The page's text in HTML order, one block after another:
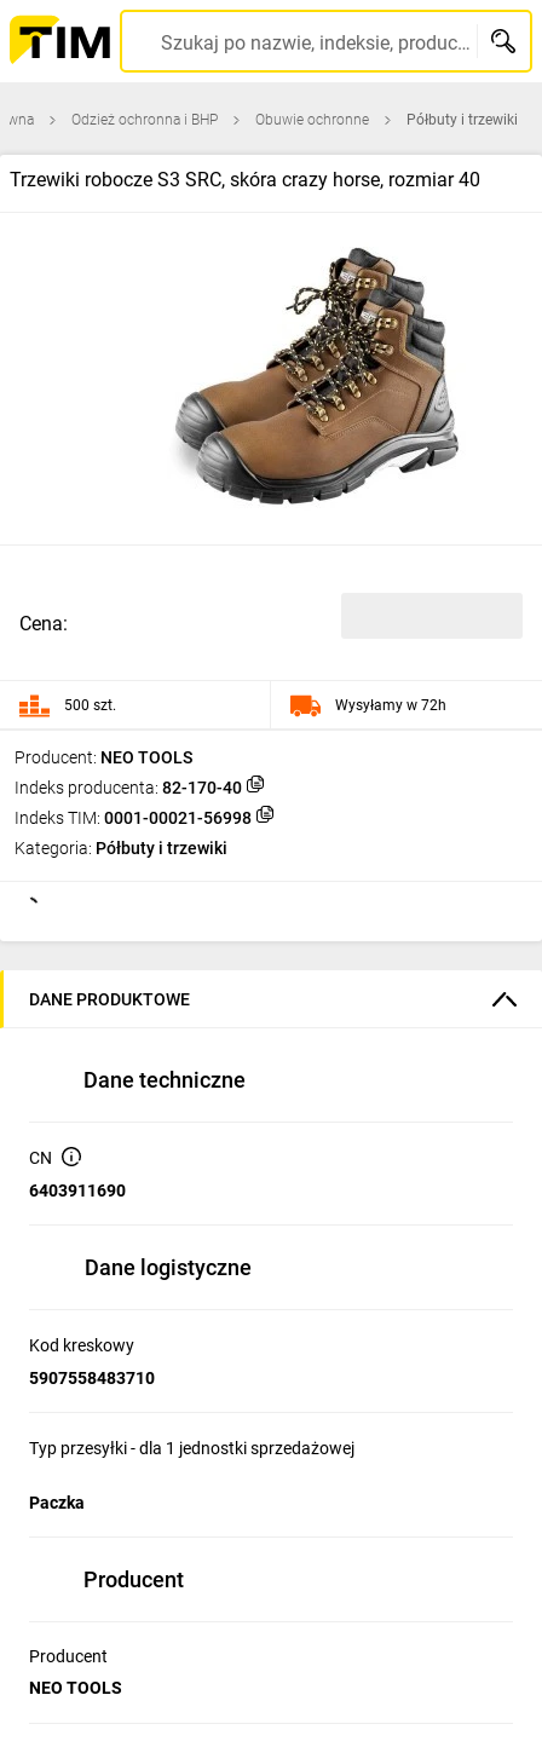
Szukaj po nazwie, indeksie, producencie, kodzie kreskowym...
Odzież ochronna i BHP Obuwie ochronne Półbuty i trzewiki
Trzewiki robocze S3 SRC, skóra crazy horse, rozmiar 40
Producent: NEO TOOLS
Indeks producenta: 82-170-40
Indeks TIM: 0001-00021-56998
Kategoria: Półbuty i trzewiki
Cena:
500 szt. Wysyłamy w 72h
DANE PRODUKTOWE
Dane techniczne
CN
6403911690
Dane logistyczne
Kod kreskowy
5907558483710
Typ przesyłki - dla 1 jednostki sprzedażowej
Paczka
Producent
Producent
NEO TOOLS